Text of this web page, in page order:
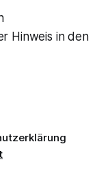
Hinweis in den